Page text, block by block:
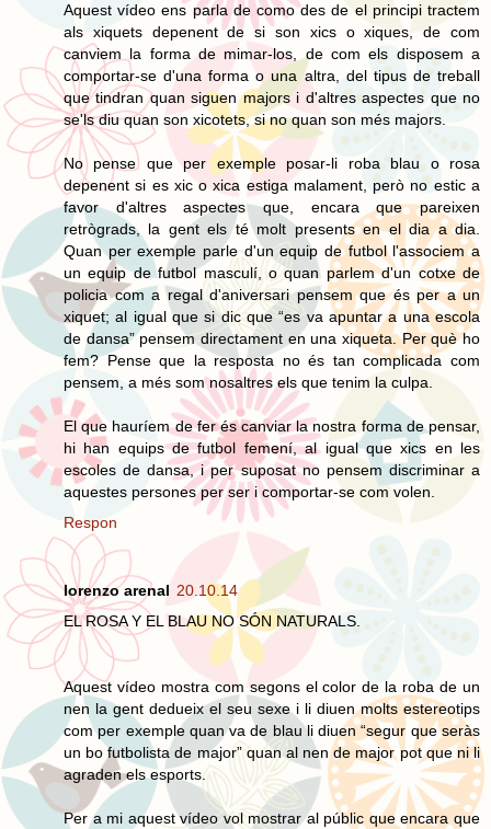
Aquest vídeo ens parla de como des de el principi tractem
als xiquets depenent de si son xics o xiques, de com
canviem la forma de mimar-los, de com els disposem a
comportar-se d'una forma o una altra, del tipus de treball
que tindran quan siguen majors i d'altres aspectes que no
se'ls diu quan son xicotets, si no quan son més majors.
No pense que per exemple posar-li roba blau o rosa
depenent si es xic o xica estiga malament, però no estic a
favor d'altres aspectes que, encara que pareixen
retrògrads, la gent els té molt presents en el dia a dia.
Quan per exemple parle d'un equip de futbol l'associem a
un equip de futbol masculí, o quan parlem d'un cotxe de
policia com a regal d'aniversari pensem que és per a un
xiquet; al igual que si dic que “es va apuntar a una escola
de dansa” pensem directament en una xiqueta. Per què ho
fem? Pense que la resposta no és tan complicada com
pensem, a més som nosaltres els que tenim la culpa.
El que hauríem de fer és canviar la nostra forma de pensar,
hi han equips de futbol femení, al igual que xics en les
escoles de dansa, i per suposat no pensem discriminar a
aquestes persones per ser i comportar-se com volen.
Respon
lorenzo arenal 20.10.14
EL ROSA Y EL BLAU NO SÓN NATURALS.
Aquest vídeo mostra com segons el color de la roba de un
nen la gent dedueix el seu sexe i li diuen molts estereotips
com per exemple quan va de blau li diuen “segur que seràs
un bo futbolista de major” quan al nen de major pot que ni li
agraden els esports.
Per a mi aquest vídeo vol mostrar al públic que encara que